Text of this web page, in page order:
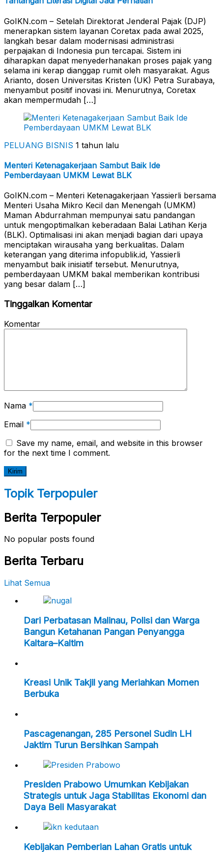
GoIKN.com – Setelah Direktorat Jenderal Pajak (DJP)
menerapkan sistem layanan Coretax pada awal 2025,
langkah besar dalam modernisasi administrasi
perpajakan di Indonesia pun tercapai. Sistem ini
diharapkan dapat menyederhanakan proses pajak yang
selama ini kerap dianggap rumit oleh masyarakat. Agus
Arianto, dosen Universitas Kristen (UK) Petra Surabaya,
menyambut positif inovasi ini. Menurutnya, Coretax
akan mempermudah […]
PELUANG BISNIS 1 tahun lalu
Menteri Ketenagakerjaan Sambut Baik Ide
Pemberdayaan UMKM Lewat BLK
GoIKN.com – Menteri Ketenagakerjaan Yassierli bersama
Menteri Usaha Mikro Kecil dan Menengah (UMKM)
Maman Abdurrahman mempunyai satu pandangan
untuk mengoptimalkan keberadaan Balai Latihan Kerja
(BLK). Optimalisasi ini akan menjadi bagian dari upaya
menciptakan wirausaha yang berkualitas. Dalam
keterangan yang diterima infopublik.id, Yassierli
menyambut baik inisiatif tersebut. Menurutnya,
pemberdayaan UMKM bakal memberikan kontribusi
yang besar dalam […]
Tinggalkan Komentar
Komentar
Nama *
Email *
Save my name, email, and website in this browser
for the next time I comment.
Topik Terpopuler
Berita Terpopuler
No popular posts found
Berita Terbaru
Lihat Semua
Dari Perbatasan Malinau, Polisi dan Warga
Bangun Ketahanan Pangan Penyangga
Kaltara–Kaltim
Kreasi Unik Takjil yang Meriahkan Momen
Berbuka
Pascagenangan, 285 Personel Sudin LH
Jaktim Turun Bersihkan Sampah
Presiden Prabowo Umumkan Kebijakan
Strategis untuk Jaga Stabilitas Ekonomi dan
Daya Beli Masyarakat
Kebijakan Pemberian Lahan Gratis untuk